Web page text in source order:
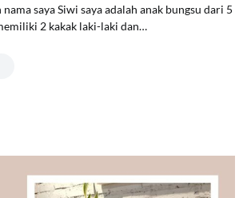
saya Siwi saya adalah anak bungsu dari 5
2 kakak laki-laki dan…